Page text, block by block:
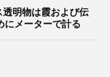
明物は霞および伝
にメーターで計る